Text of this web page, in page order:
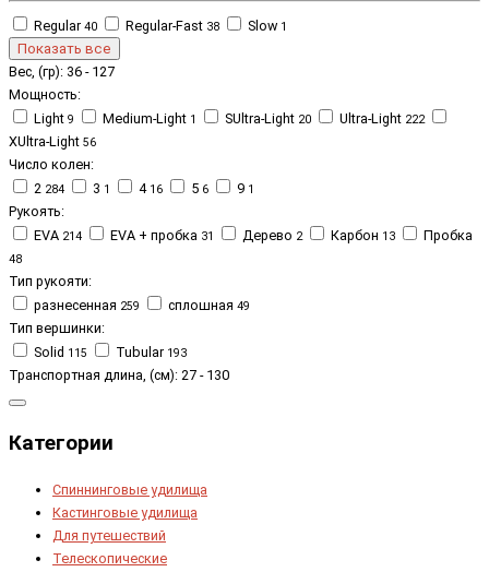
Regular 40 Regular-Fast 38 Slow 1
Показать все
Вес, (гр): 36 - 127
Мощность:
Light 9 Medium-Light 1 SUltra-Light 20 Ultra-Light 222
XUltra-Light 56
Число колен:
2 284 3 1 4 16 5 6 9 1
Рукоять:
EVA 214 EVA + пробка 31 Дерево 2 Карбон 13 Пробка
48
Тип рукояти:
разнесенная 259 сплошная 49
Тип вершинки:
Solid 115 Tubular 193
Транспортная длина, (см): 27 - 130
Категории
Спиннинговые удилища
Кастинговые удилища
Для путешествий
Телескопические